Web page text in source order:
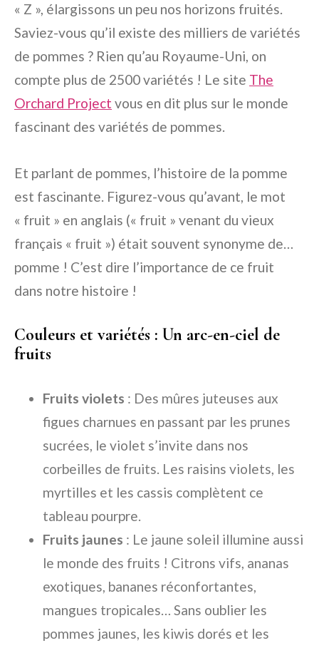
« Z », élargissons un peu nos horizons fruités.
Saviez-vous qu’il existe des milliers de variétés
de pommes ? Rien qu’au Royaume-Uni, on
compte plus de 2500 variétés ! Le site The
Orchard Project vous en dit plus sur le monde
fascinant des variétés de pommes.
Et parlant de pommes, l’histoire de la pomme
est fascinante. Figurez-vous qu’avant, le mot
« fruit » en anglais (« fruit » venant du vieux
français « fruit ») était souvent synonyme de…
pomme ! C’est dire l’importance de ce fruit
dans notre histoire !
Couleurs et variétés : Un arc-en-ciel de
fruits
Fruits violets : Des mûres juteuses aux
figues charnues en passant par les prunes
sucrées, le violet s’invite dans nos
corbeilles de fruits. Les raisins violets, les
myrtilles et les cassis complètent ce
tableau pourpre.
Fruits jaunes : Le jaune soleil illumine aussi
le monde des fruits ! Citrons vifs, ananas
exotiques, bananes réconfortantes,
mangues tropicales… Sans oublier les
pommes jaunes, les kiwis dorés et les